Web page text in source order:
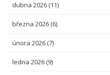
dubna 2026 (11)
března 2026 (6)
února 2026 (7)
ledna 2026 (9)